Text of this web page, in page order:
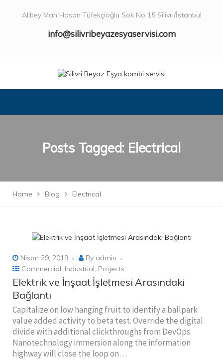
Alibey Mah Hasan Tüfekçioğlu Sok No 15 Silivri/İstanbul
info@silivribeyazesyaservisi.com
Posts Tagged: Electrical
Home Blog Electrical
Nisan 29, 2019 By admin
Commercial, Industrial, Projects
Elektrik ve İnşaat İşletmesi Arasındaki
Bağlantı
Capitalize on low hanging fruit to identify a ballpark
value added activity to beta test. Override the digital
divide with additional clickthroughs from DevOps.
Nanotechnology immersion along the information
highway will close the loop on…